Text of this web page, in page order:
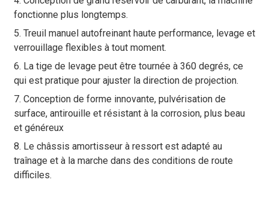
fonctionne plus longtemps.
5. Treuil manuel autofreinant haute performance, levage et
verrouillage flexibles à tout moment.
6. La tige de levage peut être tournée à 360 degrés, ce
qui est pratique pour ajuster la direction de projection.
7. Conception de forme innovante, pulvérisation de
surface, antirouille et résistant à la corrosion, plus beau
et généreux
8. Le châssis amortisseur à ressort est adapté au
traînage et à la marche dans des conditions de route
difficiles.